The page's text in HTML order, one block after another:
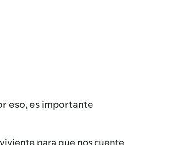
eso, es importante
para que nos cuente